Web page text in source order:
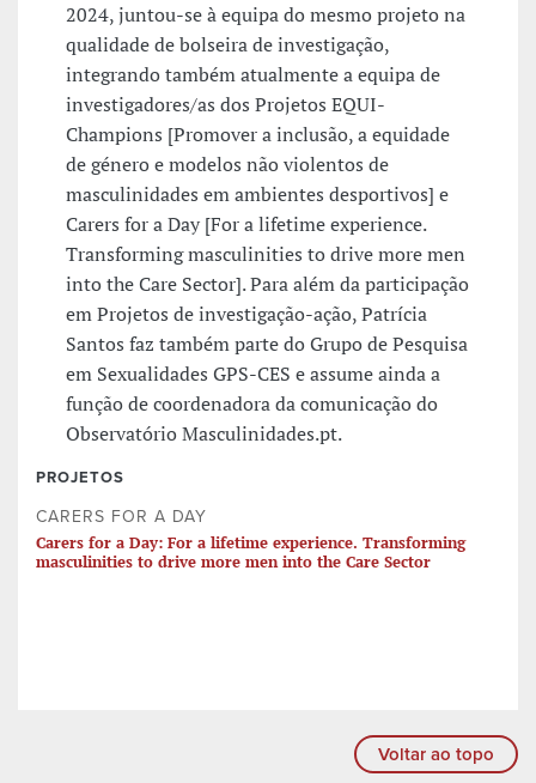
2024, juntou-se à equipa do mesmo projeto na
qualidade de bolseira de investigação,
integrando também atualmente a equipa de
investigadores/as dos Projetos EQUI-
Champions [Promover a inclusão, a equidade
de género e modelos não violentos de
masculinidades em ambientes desportivos] e
Carers for a Day [For a lifetime experience.
Transforming masculinities to drive more men
into the Care Sector]. Para além da participação
em Projetos de investigação-ação, Patrícia
Santos faz também parte do Grupo de Pesquisa
em Sexualidades GPS-CES e assume ainda a
função de coordenadora da comunicação do
Observatório Masculinidades.pt.
PROJETOS
CARERS FOR A DAY
Carers for a Day: For a lifetime experience. Transforming
masculinities to drive more men into the Care Sector
Voltar ao topo